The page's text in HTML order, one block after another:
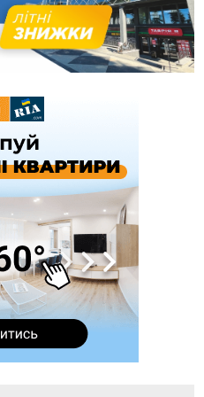
Долині та Яремче
малолітнього хлопчика: суд
гідрологічна посуха - рівні
показників
масова бійка, поліція
права вимоги за 120
на понад 20 млн грн
допомогою БПЛА розшукали
час збирання ягід
немовля без
пошукового загону